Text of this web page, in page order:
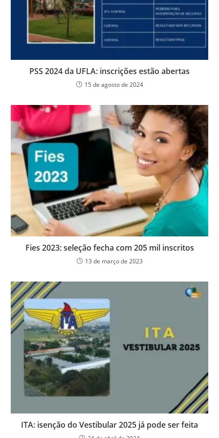
PSS 2024 da UFLA: inscrições estão abertas
15 de agosto de 2024
Fies 2023: seleção fecha com 205 mil inscritos
13 de março de 2023
ITA: isenção do Vestibular 2025 já pode ser feita